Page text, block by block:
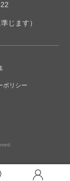
じます）
ポリシー